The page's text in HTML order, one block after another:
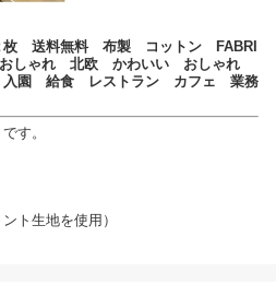
枚 送料無料 布製 コットン FABRI
しゃれ 北欧 かわいい おしゃれ
園 給食 レストラン カフェ 業務
す。
ト生地を使用）